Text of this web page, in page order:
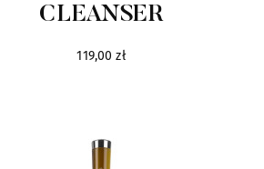
CLEANSER
119,00 zł